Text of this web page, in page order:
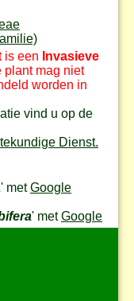
is een Invasieve
plant mag niet
worden in
vind u op de
Dienst.
' metGoogle
' metGoogle